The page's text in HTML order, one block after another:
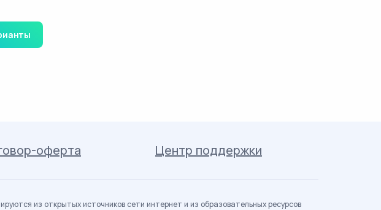
оферта Центр поддержки
из открытых источников сети интернет и из образовательных ресурсов